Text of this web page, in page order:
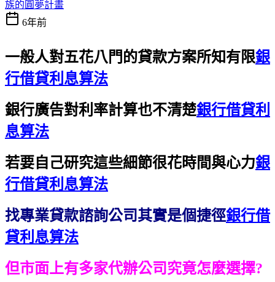
族的圓夢計畫
6年前
一般人對五花八門的貸款方案所知有限銀
行借貸利息算法
銀行廣告對利率計算也不清楚銀行借貸利
息算法
若要自己研究這些細節很花時間與心力銀
行借貸利息算法
找專業貸款諮詢公司其實是個捷徑銀行借
貸利息算法
但市面上有多家代辦公司究竟怎麼選擇?